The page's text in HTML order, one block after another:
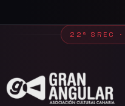
22ª SREC